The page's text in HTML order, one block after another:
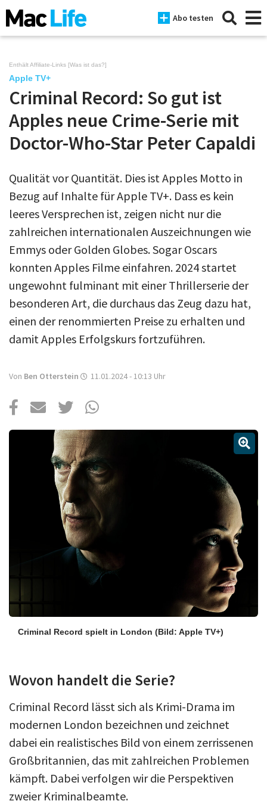
Abo testen
News
iPhone
Mac
iPad
Tests
Tipps
Magazine
Über uns
Podcast
Mac Life+
Anmelden
Enthält Affiliate-Links [Was ist das?]
Apple TV+
Criminal Record: So gut ist
Apples neue Crime-Serie mit
Doctor-Who-Star Peter Capaldi
Qualität vor Quantität. Dies ist Apples Motto in
Bezug auf Inhalte für Apple TV+. Dass es kein
leeres Versprechen ist, zeigen nicht nur die
zahlreichen internationalen Auszeichnungen wie
Emmys oder Golden Globes. Sogar Oscars
konnten Apples Filme einfahren. 2024 startet
ungewohnt fulminant mit einer Thrillerserie der
besonderen Art, die durchaus das Zeug dazu hat,
einen der renommierten Preise zu erhalten und
damit Apples Erfolgskurs fortzuführen.
Von Ben Otterstein 11.01.2024 - 10:13 Uhr
Criminal Record spielt in London (Bild: Apple TV+)
Wovon handelt die Serie?
Criminal Record lässt sich als Krimi-Drama im
modernen London bezeichnen und zeichnet
dabei ein realistisches Bild von einem zerrissenen
Großbritannien, das mit zahlreichen Problemen
kämpft. Dabei verfolgen wir die Perspektiven
zweier Kriminalbeamte.